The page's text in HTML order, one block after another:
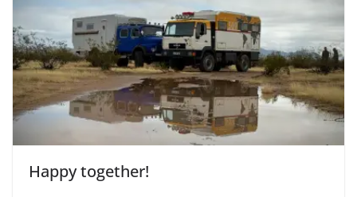
Happy together!